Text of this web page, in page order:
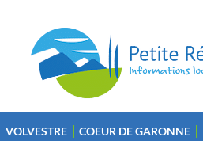
VOLVESTRE COEUR DE GARONNE